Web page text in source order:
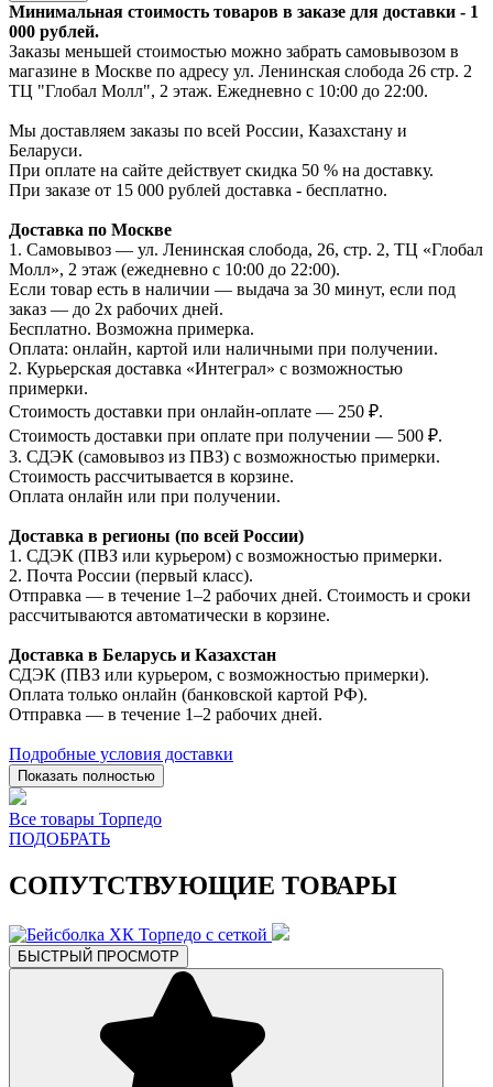
Минимальная стоимость товаров в заказе для доставки - 1
000 рублей.
Заказы меньшей стоимостью можно забрать самовывозом в
магазине в Москве по адресу ул. Ленинская слобода 26 стр. 2
ТЦ "Глобал Молл", 2 этаж. Ежедневно с 10:00 до 22:00.
Мы доставляем заказы по всей России, Казахстану и
Беларуси.
При оплате на сайте действует скидка 50 % на доставку.
При заказе от 15 000 рублей доставка - бесплатно.
Доставка по Москве
1. Самовывоз — ул. Ленинская слобода, 26, стр. 2, ТЦ «Глобал
Молл», 2 этаж (ежедневно с 10:00 до 22:00).
Если товар есть в наличии — выдача за 30 минут, если под
заказ — до 2х рабочих дней.
Бесплатно. Возможна примерка.
Оплата: онлайн, картой или наличными при получении.
2. Курьерская доставка «Интеграл» с возможностью
примерки.
Стоимость доставки при онлайн-оплате — 250 ₽.
Стоимость доставки при оплате при получении — 500 ₽.
3. СДЭК (самовывоз из ПВЗ) с возможностью примерки.
Стоимость рассчитывается в корзине.
Оплата онлайн или при получении.
Доставка в регионы (по всей России)
1. СДЭК (ПВЗ или курьером) с возможностью примерки.
2. Почта России (первый класс).
Отправка — в течение 1–2 рабочих дней. Стоимость и сроки
рассчитываются автоматически в корзине.
Доставка в Беларусь и Казахстан
СДЭК (ПВЗ или курьером, с возможностью примерки).
Оплата только онлайн (банковской картой РФ).
Отправка — в течение 1–2 рабочих дней.
Подробные условия доставки
Показать полностью
Все товары Торпедо
ПОДОБРАТЬ
СОПУТСТВУЮЩИЕ ТОВАРЫ
БЫСТРЫЙ ПРОСМОТР